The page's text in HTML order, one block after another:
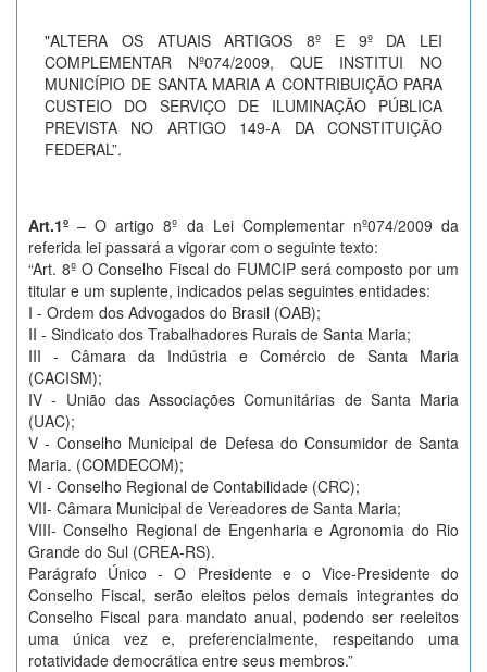
"ALTERA OS ATUAIS ARTIGOS 8º E 9º DA LEI
COMPLEMENTAR Nº074/2009, QUE INSTITUI NO
MUNICÍPIO DE SANTA MARIA A CONTRIBUIÇÃO PARA
CUSTEIO DO SERVIÇO DE ILUMINAÇÃO PÚBLICA
PREVISTA NO ARTIGO 149-A DA CONSTITUIÇÃO
FEDERAL”.
Art.1º– O artigo 8º da Lei Complementar nº074/2009 da
referida lei passará a vigorar com o seguinte texto:
“Art. 8º O Conselho Fiscal do FUMCIP será composto por um
titular e um suplente, indicados pelas seguintes entidades:
I - Ordem dos Advogados do Brasil (OAB);
II - Sindicato dos Trabalhadores Rurais de Santa Maria;
III - Câmara da Indústria e Comércio de Santa Maria
(CACISM);
IV - União das Associações Comunitárias de Santa Maria
(UAC);
V - Conselho Municipal de Defesa do Consumidor de Santa
Maria. (COMDECOM);
VI - Conselho Regional de Contabilidade (CRC);
VII- Câmara Municipal de Vereadores de Santa Maria;
VIII- Conselho Regional de Engenharia e Agronomia do Rio
Grande do Sul (CREA-RS).
Parágrafo Único - O Presidente e o Vice-Presidente do
Conselho Fiscal, serão eleitos pelos demais integrantes do
Conselho Fiscal para mandato anual, podendo ser reeleitos
uma única vez e, preferencialmente, respeitando uma
rotatividade democrática entre seus membros.”